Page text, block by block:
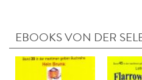
EBOOKS VON DER